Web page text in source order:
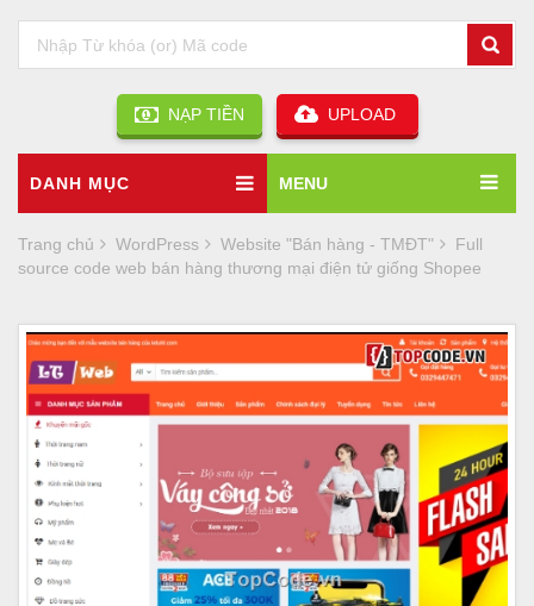
NẠP TIỀN UPLOAD
DANH MỤC MENU
Trang chủ WordPress Website "Bán hàng - TMĐT"
Full
source code web bán hàng thương mại điện tử giống Shopee